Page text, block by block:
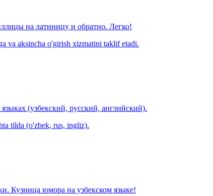
на латиницу и обратно. Легко!
va aksincha o'girish xizmatini taklif etadi.
(узбекский, русский, английский).
tilda (o'zbek, rus, ingliz).
Кузница юмора на узбекском языке!